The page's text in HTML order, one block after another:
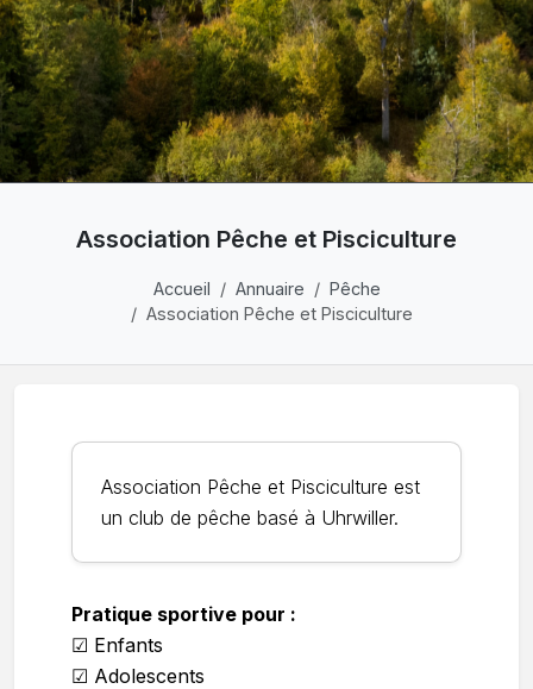
Association Pêche et Pisciculture
Accueil Annuaire
Pêche
Association Pêche et Pisciculture
Association Pêche et Pisciculture est
un club de pêche basé à Uhrwiller.
Pratique sportive pour :
☑ Enfants
☑ Adolescents